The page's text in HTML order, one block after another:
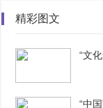
精彩图文
“文
“中